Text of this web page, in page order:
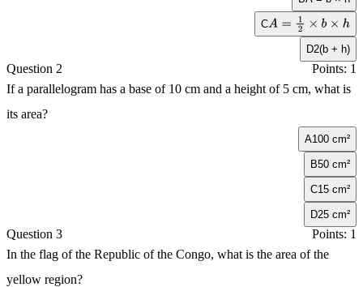
CA =1 2× ×h
D2(b + h)
Question 2
Points: 1
If a parallelogram has a base of 10 cm and a height of 5 cm, what is
its area?
A 100 cm²
B50 cm²
C 15 cm²
D25 cm²
Question 3
Points: 1
In the flag of the Republic of the Congo, what is the area of the
yellow region?